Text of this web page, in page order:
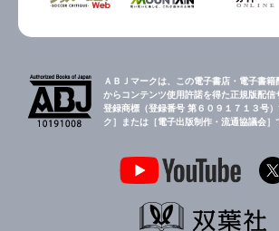
ＡＢＪマークは、この電子書店・電子書
からコンテンツ使用許諾を得た正規版配
登録商標（登録番号 第６０９１７１３号
ク］または［電子出版制作・流通協議会］